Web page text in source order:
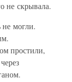
не скрывала.
не могли.
простили,